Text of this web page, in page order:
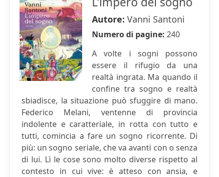
Autore: Vanni Santoni
Numero di pagine: 240
A volte i sogni possono
essere il rifugio da una
realtà ingrata. Ma quando il
confine tra sogno e realtà
sbiadisce, la situazione può sfuggire di mano.
Federico Melani, ventenne di provincia
indolente e caratteriale, in rotta con tutto e
tutti, comincia a fare un sogno ricorrente. Di
più: un sogno seriale, che va avanti con o senza
di lui. Lì le cose sono molto diverse rispetto al
contesto in cui vive: è atteso con ansia, e